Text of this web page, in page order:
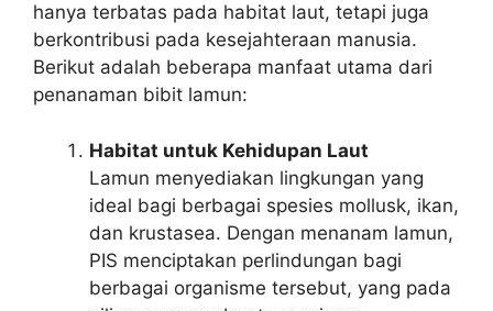
hanya terbatas pada habitat laut, tetapi juga
berkontribusi pada kesejahteraan manusia.
Berikut adalah beberapa manfaat utama dari
penanaman bibit lamun:
Habitat untuk Kehidupan Laut
Lamun menyediakan lingkungan yang
ideal bagi berbagai spesies mollusk, ikan,
dan krustasea. Dengan menanam lamun,
PIS menciptakan perlindungan bagi
berbagai organisme tersebut, yang pada